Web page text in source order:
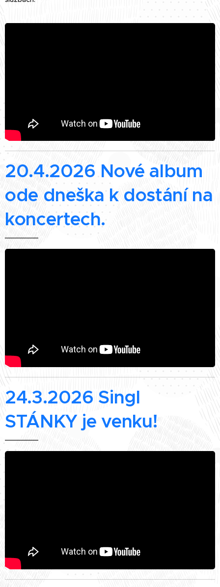
20.4.2026 Nové album
ode dneška k dostání na
koncertech.
24.3.2026 Singl
STÁNKY je venku!